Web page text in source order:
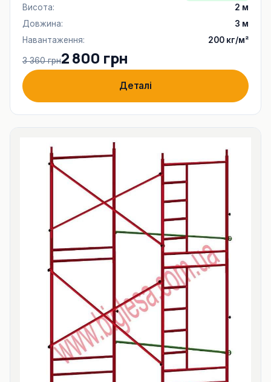
Висота:
2 м
Довжина:
3 м
Навантаження:
200 кг/м²
3 360 грн2 800 грн
Деталі